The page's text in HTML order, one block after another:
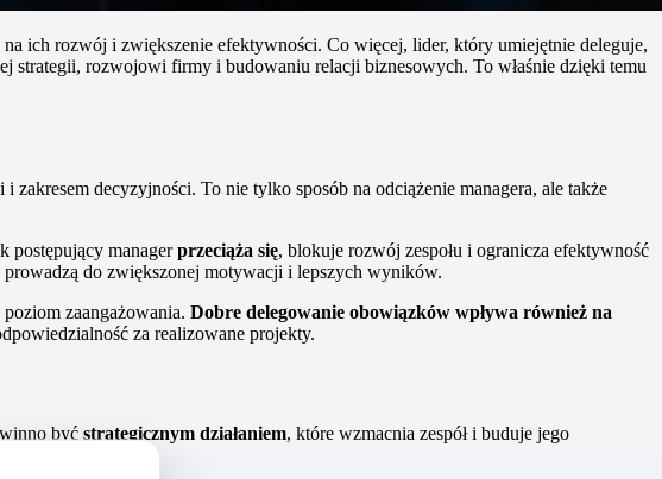
ich rozwój i zwiększenie efektywności. Co więcej, lider, który umiejętnie deleguje,
strategii, rozwojowi firmy i budowaniu relacji biznesowych. To właśnie dzięki temu
decyzyjności. To nie tylko sposób na odciążenie managera, ale także
postępujący managerprzeciąża się, blokuje rozwój zespołu i ogranicza efektywność
prowadzą do zwiększonej motywacji i lepszych wyników.
zaangażowania. Dobre delegowanie obowiązków wpływa również na
za realizowane projekty.
być strategicznym działaniem, które wzmacnia zespół i buduje jego